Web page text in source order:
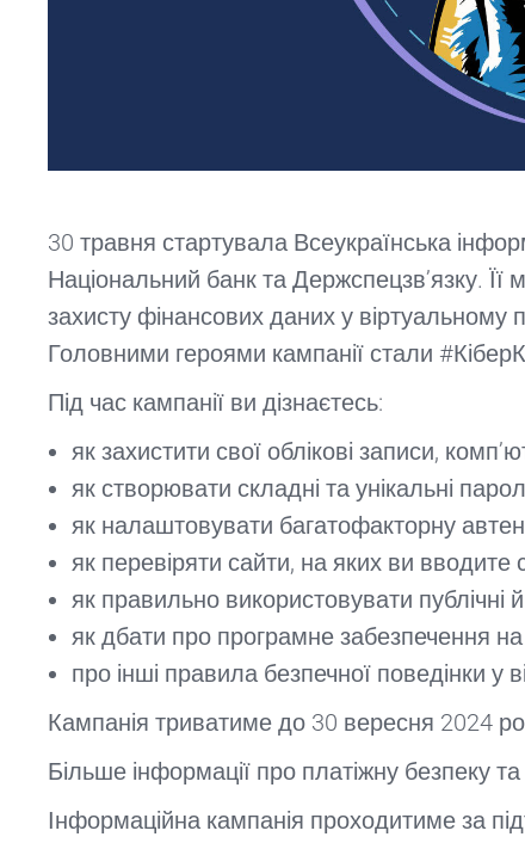
30 травня стартувала Всеукраїнська
Національний банк та Держспецзв’язку.
захисту фінансових даних у віртуальному
Головними героями кампанії стали
Під час кампанії ви дізнаєтесь:
як захистити свої облікові записи,
як створювати складні та унікальні
як налаштовувати багатофакторну
як перевіряти сайти, на яких ви вводите
як правильно використовувати публічні
як дбати про програмне забезпечення
про інші правила безпечної поведінки у
Кампанія триватиме до 30 вересня 2024
Більше інформації про платіжну безпеку
Інформаційна кампанія проходитиме за